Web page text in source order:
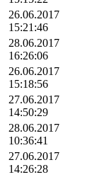
26.06.2017
15:21:46
28.06.2017
16:26:06
26.06.2017
15:18:56
27.06.2017
14:50:29
28.06.2017
10:36:41
27.06.2017
14:26:28